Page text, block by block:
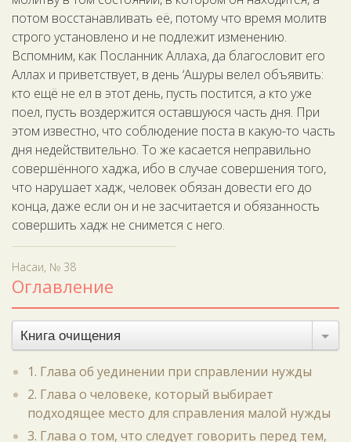
потом восстанавливать её, потому что время молитв
строго установлено и не подлежит изменению.
Вспомним, как Посланник Аллаха, да благословит его
Аллах и приветствует, в день ‘Ашуры велел объявить:
кто ещё не ел в этот день, пусть постится, а кто уже
поел, пусть воздержится оставшуюся часть дня. При
этом известно, что соблюдение поста в какую-то часть
дня недействительно. То же касается неправильно
совершённого хаджа, ибо в случае совершения того,
что нарушает хадж, человек обязан довести его до
конца, даже если он и не засчитается и обязанность
совершить хадж не снимется с него.
Насаи, № 38
Оглавление
Книга очищения
1. Глава об уединении при справлении нужды
2. Глава о человеке, который выбирает
подходящее место для справления малой нужды
3. Глава о том, что следует говорить перед тем,